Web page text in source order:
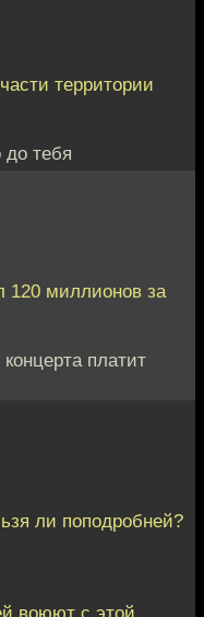
территории
до тебя
120 миллионов за
платит
ли поподробней?
воюют с этой,